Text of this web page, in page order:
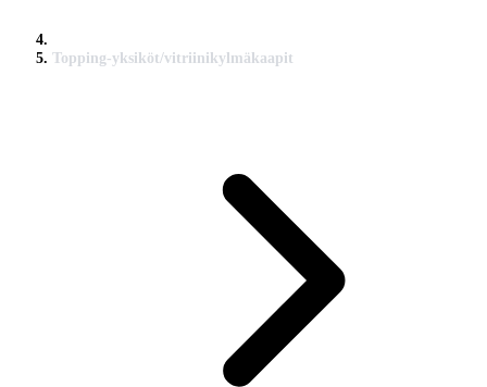
Topping-yksiköt/vitriinikylmäkaapit